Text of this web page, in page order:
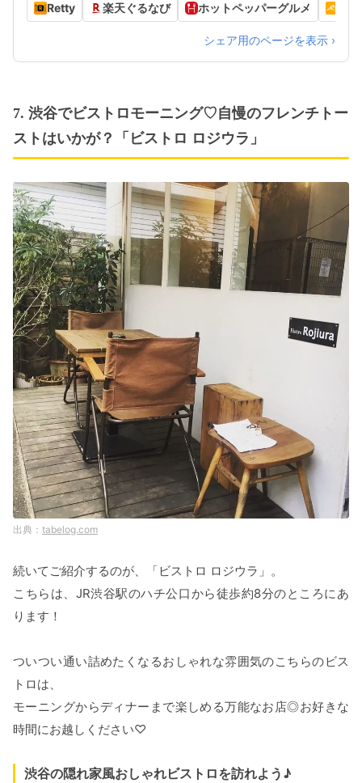
Retty 楽天ぐるなび ホットペッパーグルメ
シェア用のページを表示 ›
7. 渋谷でビストロモーニング♡自慢のフレンチトー
ストはいかが？「ビストロ ロジウラ」
tabelog.com
続いてご紹介するのが、「ビストロ ロジウラ」。
こちらは、JR渋谷駅のハチ公口から徒歩約8分のところにあ
ります！
ついつい通い詰めたくなるおしゃれな雰囲気のこちらのビス
トロは、
モーニングからディナーまで楽しめる万能なお店◎お好きな
時間にお越しください♡
渋谷の隠れ家風おしゃれビストロを訪れよう♪